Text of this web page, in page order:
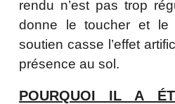
rendu n’est pas trop
donne le toucher et le
soutien casse l’effet
présence au sol.
POURQUOI IL A